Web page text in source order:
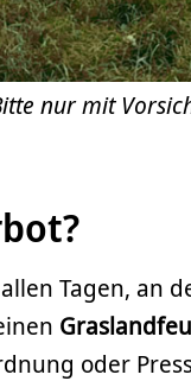
nur mit
Tagen, an
oder